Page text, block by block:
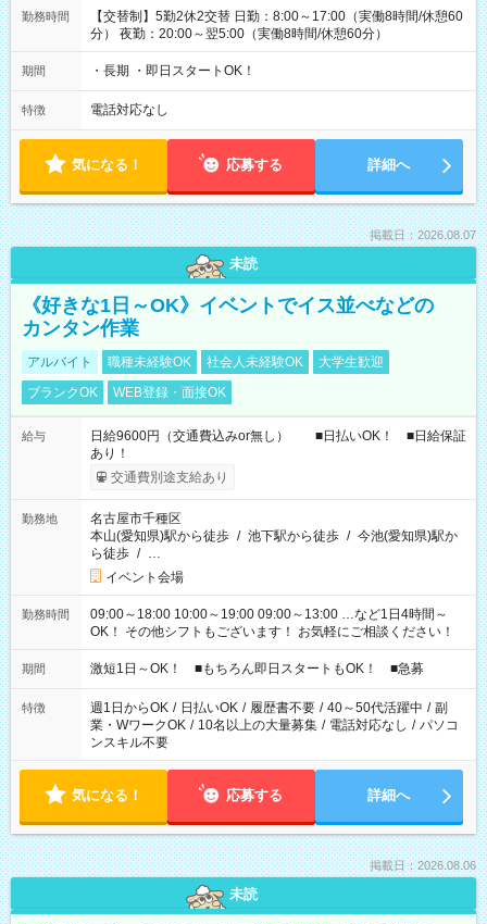
勤務時間
【交替制】5勤2休2交替 日勤：8:00～17:00（実働8時間/休憩60
分） 夜勤：20:00～翌5:00（実働8時間/休憩60分）
期間 ・長期 ・即日スタートOK！
特徴 電話対応なし
気になる！ 応募する 詳細へ
掲載日：2026.08.07
未読
《好きな1日～OK》イベントでイス並べなどの
カンタン作業
アルバイト 職種未経験OK 社会人未経験OK
大学生歓迎
ブランクOK
WEB登録・面接OK
給与
日給9600円（交通費込みor無し） ■日払いOK！ ■日給保証
あり！
交通費別途支給あり
勤務地
名古屋市千種区
本山(愛知県)駅から徒歩 / 池下駅から徒歩 / 今池(愛知県)駅か
ら徒歩 / …
イベント会場
勤務時間
09:00～18:00 10:00～19:00 09:00～13:00 …など1日4時間～
OK！ その他シフトもございます！ お気軽にご相談ください！
期間 激短1日～OK！ ■もちろん即日スタートもOK！ ■急募
特徴 週1日からOK / 日払いOK / 履歴書不要 / 40～50代活躍中 / 副
業・WワークOK / 10名以上の大量募集 / 電話対応なし / パソコ
ンスキル不要
気になる！ 応募する 詳細へ
掲載日：2026.08.06
未読